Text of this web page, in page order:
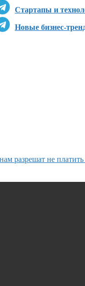
Стартапы и
Новые бизнес-
разрешат не